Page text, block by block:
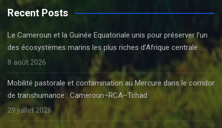
Recent Posts
Le Cameroun et la Guinée Equatoriale unis pour préserver l’un
des écosystèmes marins les plus riches d’Afrique centrale
8 août 2026
Mobilité pastorale et contamination au Mercure dans le corridor
de transhumance : Cameroun–RCA–Tchad
29 juillet 2026